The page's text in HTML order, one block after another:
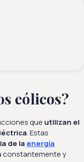
eólicos?
que utilizan el
. Estas
de la energía
constantemente y